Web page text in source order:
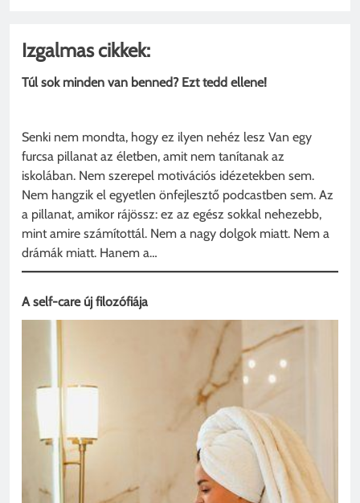
Izgalmas cikkek:
Túl sok minden van benned? Ezt tedd ellene!
Senki nem mondta, hogy ez ilyen nehéz lesz Van egy
furcsa pillanat az életben, amit nem tanítanak az
iskolában. Nem szerepel motivációs idézetekben sem.
Nem hangzik el egyetlen önfejlesztő podcastben sem. Az
a pillanat, amikor rájössz: ez az egész sokkal nehezebb,
mint amire számítottál. Nem a nagy dolgok miatt. Nem a
drámák miatt. Hanem a…
A self-care új filozófiája